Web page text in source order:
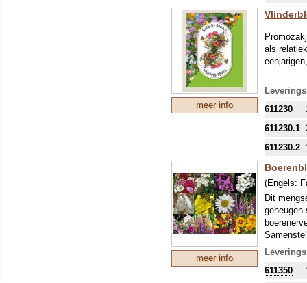
meer info
als
611230
611230.1
611230.2
meer info
(Engels:
Dit
geheugen
611350